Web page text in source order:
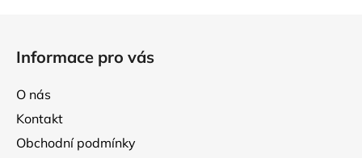
Informace pro vás
O nás
Kontakt
Obchodní podmínky